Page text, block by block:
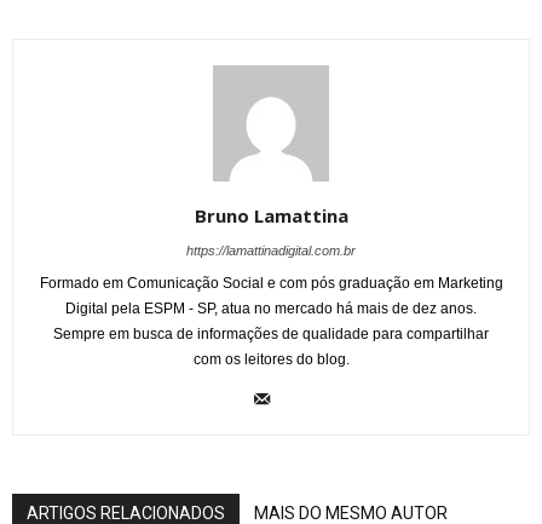
Bruno Lamattina
https://lamattinadigital.com.br
Formado em Comunicação Social e com pós graduação em Marketing
Digital pela ESPM - SP, atua no mercado há mais de dez anos.
Sempre em busca de informações de qualidade para compartilhar
com os leitores do blog.
ARTIGOS RELACIONADOS MAIS DO MESMO AUTOR